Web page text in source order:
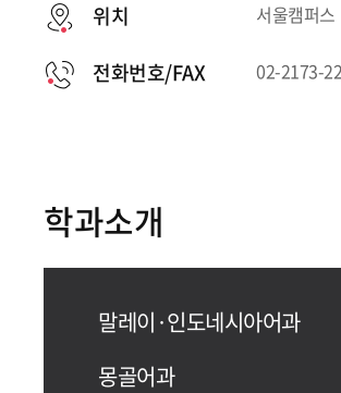
위치 서울캠퍼스
전화번호/FAX 02-2173-
학과소개
말레이·인도네시아어과
몽골어과